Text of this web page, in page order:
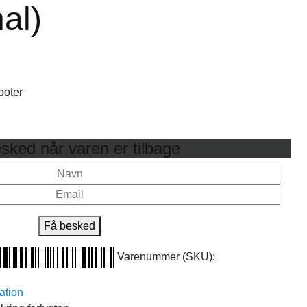
når varen er tilbage
Få besked
Varenummer (SKU):